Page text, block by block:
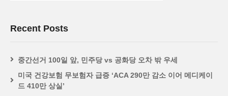
Recent Posts
중간선거 100일 앞, 민주당 vs 공화당 오차 밖 우세
미국 건강보험 무보험자 급증 ‘ACA 290만 감소 이어 메디케이
드 410만 상실’